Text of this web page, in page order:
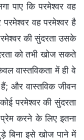
पाए कि परमेश्वर वह
वह परमेश्वर है
की सुंदरता उसके
को तभी खोज सकते
वास्तविकता में ही वे
और वास्तविक जीवन
परमेश्वर की सुंदरता
करने के लिए इतना
बिना इसे खोज पाने में